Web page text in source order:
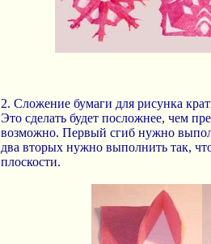
2. Сложение бумаги для рисунка
Это сделать будет посложнее, чем
возможно. Первый сгиб нужно
два вторых нужно выполнить так,
плоскости.